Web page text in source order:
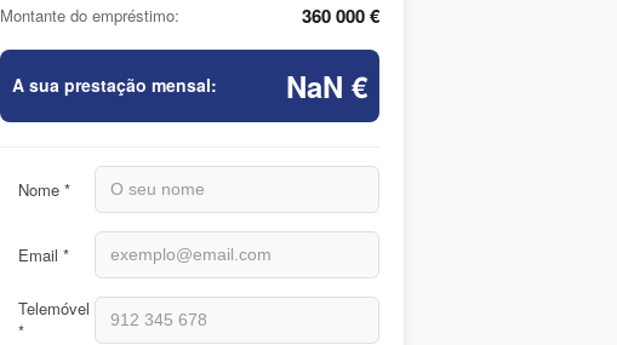
Montante do empréstimo: 360 000 €
A sua prestação mensal: NaN €
Nome *
Email *
Telemóvel
*